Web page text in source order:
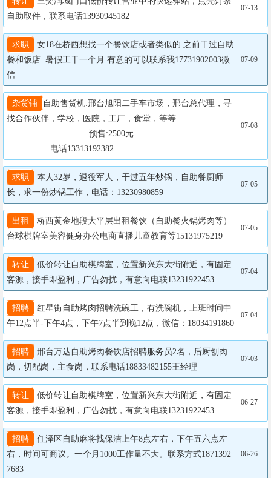
自助取件，联系电话13930945182
07-13
求职
女18在桥西想找一个餐饮店或者类似的 之前干过自助
餐和饭店  暑假工干一个月 有意的可以联系我17731902003微
信
07-09
杂货铺
自助售货机:邢台旭阳二手车市场，邢台总代理，寻
找合作伙伴，学校，医院，工厂，食堂，等等
                  电话13313192382
07-08
求职
本人32岁，退役军人，干过五年炒锅，自助餐厨师
长，求一份炒锅工作，电话：13230980859
07-05
出租
桥西黄金地段大平层出租餐饮（自助餐火锅烤肉等）
台球棋牌室美容健身办公电商直播儿童教育等15131975219
07-05
转让
低价转让自助棋牌室，位置新兴东大街附近，有固定
客源，接手即盈利，广告勿扰，有意向电联13231922453
07-04
招聘
红星街自助烤肉招聘洗碗工，有洗碗机，上班时间中
午12点半-下午4点，下午7点半到晚12点，微信：18034191860
07-04
招聘
邢台万达自助烤肉餐饮店招聘服务员2名，后厨刨肉
岗，切配岗，主食岗，联系电话18833482155王经理
07-03
转让
低价转让自助棋牌室，位置新兴东大街附近，有固定
客源，接手即盈利，广告勿扰，有意向电联13231922453
06-27
招聘
任泽区自助麻将找保洁上午8点左右，下午五六点左
右，时间可商议。一个月1000工作量不大。联系方式1871392
7683
06-26